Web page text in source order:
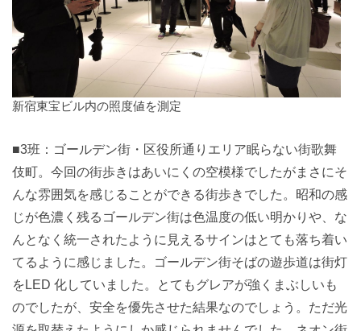
新宿東宝ビル内の照度値を測定
■3班：ゴールデン街・区役所通りエリア眠らない街歌舞
伎町。今回の街歩きはあいにくの空模様でしたがまさにそ
んな雰囲気を感じることができる街歩きでした。昭和の感
じが色濃く残るゴールデン街は色温度の低い明かりや、な
んとなく統一されたように見えるサインはとても落ち着い
てるように感じました。ゴールデン街そばの遊歩道は街灯
をLED 化していました。とてもグレアが強くまぶしいも
のでしたが、安全を優先させた結果なのでしょう。ただ光